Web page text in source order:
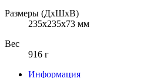
Размеры (ДxШxВ)
235x235x73 мм
Вес
916 г
Информация